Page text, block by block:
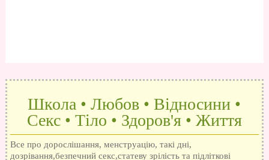
Школа • Любов • Відносини •
Секс • Тіло • Здоров'я • Життя
Все про дорослішання, менструацію, такі дні,
дозрівання,безпечний секс,статеву зрілість та підліткові